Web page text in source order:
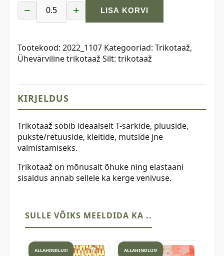
−
Trikotaaž,
hele
teksasinine
+ LISA KORVI
Tootekood: 2022_1107 Kategooriad: Trikotaaž,
Ühevärviline trikotaaž Silt: trikotaaž
KIRJELDUS
Trikotaaž sobib ideaalselt T-särkide, pluuside,
pükste/retuuside, kleitide, mütside jne
valmistamiseks.
Trikotaaž on mõnusalt õhuke ning elastaani
sisaldus annab sellele ka kerge venivuse.
SULLE VÕIKS MEELDIDA KA ..
ALLAHINDLUS! ALLAHINDLUS!